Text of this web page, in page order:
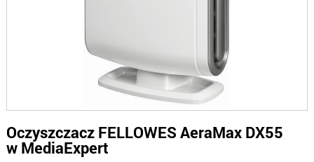
Oczyszczacz FELLOWES AeraMax DX55
w MediaExpert